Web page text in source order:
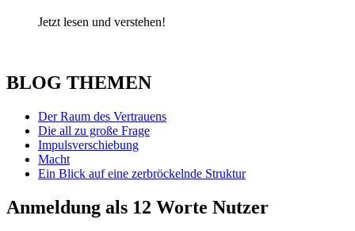
Jetzt lesen und verstehen!
BLOG THEMEN
Der Raum des Vertrauens
Die all zu große Frage
Impulsverschiebung
Macht
Ein Blick auf eine zerbröckelnde Struktur
Anmeldung als 12 Worte Nutzer